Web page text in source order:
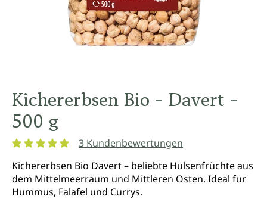
Kichererbsen Bio - Davert -
500 g
3 Kundenbewertungen
Kichererbsen Bio Davert – beliebte Hülsenfrüchte aus
dem Mittelmeerraum und Mittleren Osten. Ideal für
Hummus, Falafel und Currys.